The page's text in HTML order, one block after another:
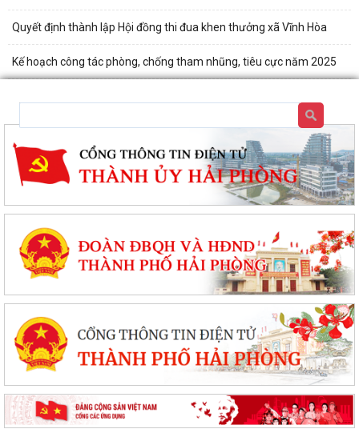
Quyết định thành lập Hội đồng thi đua khen thưởng xã Vĩnh Hòa
Kế hoạch công tác phòng, chống tham nhũng, tiêu cực năm 2025